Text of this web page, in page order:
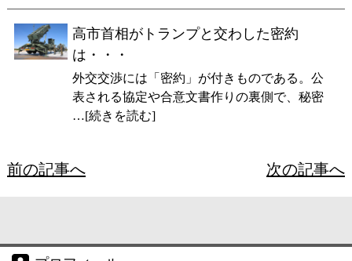
高市首相がトランプと交わした密約
は・・・
外交交渉には「密約」が付きものである。公
表される協定や合意文書作りの裏側で、秘密
…[続きを読む]
前の記事へ 次の記事へ